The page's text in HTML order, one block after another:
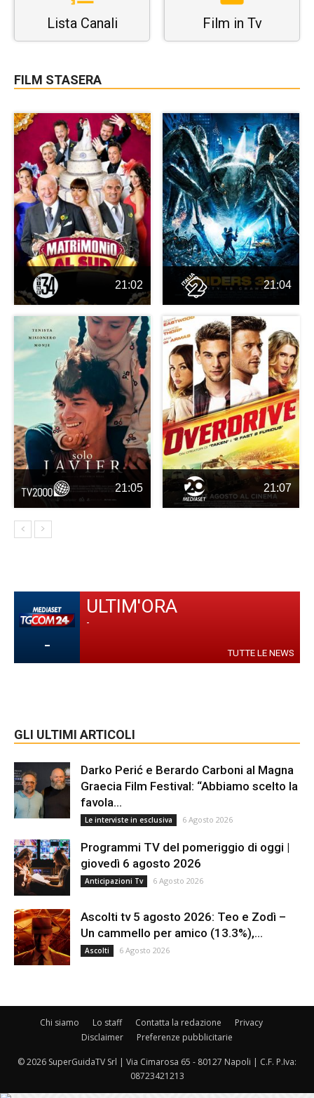
Lista Canali Film in Tv
FILM STASERA
21:02 21:04
21:05 21:07
-
ULTIM'ORA
-
TUTTE LE NEWS
GLI ULTIMI ARTICOLI
Darko Perić e Berardo Carboni al Magna
Graecia Film Festival: “Abbiamo scelto la
favola...
Le interviste in esclusiva 6 Agosto 2026
Programmi TV del pomeriggio di oggi |
giovedì 6 agosto 2026
Anticipazioni Tv 6 Agosto 2026
Ascolti tv 5 agosto 2026: Teo e Zodì –
Un cammello per amico (13.3%),...
Ascolti 6 Agosto 2026
Chi siamo Lo staff Contatta la redazione
Privacy
Disclaimer
Preferenze pubblicitarie
© 2026 SuperGuidaTV Srl | Via Cimarosa 65 - 80127 Napoli | C.F. P.Iva:
08723421213